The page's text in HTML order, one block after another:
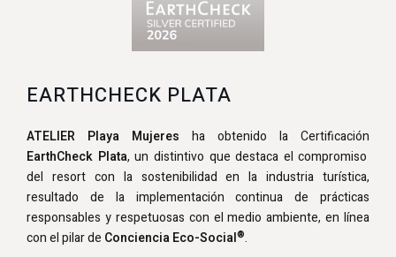
EARTHCHECK PLATA
ATELIER Playa Mujeres ha obtenido la Certificación
EarthCheck Plata, un distintivo que destaca el compromiso
del resort con la sostenibilidad en la industria turística,
resultado de la implementación continua de prácticas
responsables y respetuosas con el medio ambiente, en línea
con el pilar de Conciencia Eco-Social®.